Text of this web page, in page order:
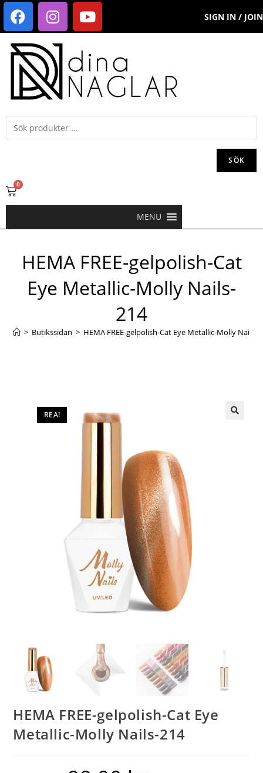
SIGN IN / JOIN
SÖK
0
MENU
HEMA FREE-gelpolish-Cat
Eye Metallic-Molly Nails-
214
> Butikssidan > HEMA FREE-gelpolish-Cat Eye Metallic-Molly Nails-
REA!
HEMA FREE-gelpolish-Cat Eye
Metallic-Molly Nails-214